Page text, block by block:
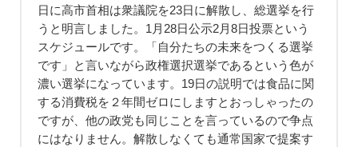
日に高市首相は衆議院を23日に解散し、総選挙を行
うと明言しました。1月28日公示2月8日投票という
スケジュールです。「自分たちの未来をつくる選挙
です」と言いながら政権選択選挙であるという色が
濃い選挙になっています。19日の説明では食品に関
する消費税を２年間ゼロにしますとおっしゃったの
ですが、他の政党も同じことを言っているので争点
にはなりません。解散しなくても通常国家で提案す